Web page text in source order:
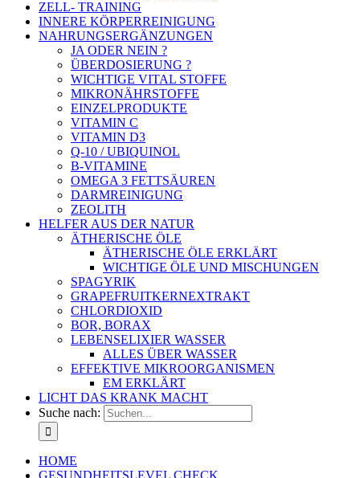
ZELL- TRAINING
INNERE KÖRPERREINIGUNG
NAHRUNGSERGÄNZUNGEN
JA ODER NEIN ?
ÜBERDOSIERUNG ?
WICHTIGE VITAL STOFFE
MIKRONÄHRSTOFFE
EINZELPRODUKTE
VITAMIN C
VITAMIN D3
Q-10 / UBIQUINOL
B-VITAMINE
OMEGA 3 FETTSÄUREN
DARMREINIGUNG
ZEOLITH
HELFER AUS DER NATUR
ÄTHERISCHE ÖLE
ÄTHERISCHE ÖLE ERKLÄRT
WICHTIGE ÖLE UND MISCHUNGEN
SPAGYRIK
GRAPEFRUITKERNEXTRAKT
CHLORDIOXID
BOR, BORAX
LEBENSELIXIER WASSER
ALLES ÜBER WASSER
EFFEKTIVE MIKROORGANISMEN
EM ERKLÄRT
LICHT DAS KRANK MACHT
Suche nach:
HOME